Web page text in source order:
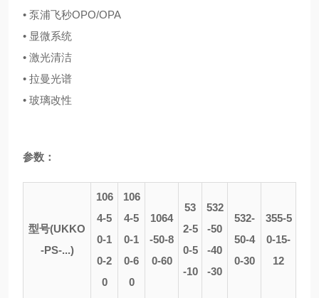
• 泵浦飞秒OPO/OPA
• 显微系统
• 激光清洁
• 拉曼光谱
• 玻璃改性
参数：
型号(UKKO
-PS-...)
106
4-5
0-1
0-2
0
106
4-5
0-1
0-6
0
1064
-50-8
0-60
53
2-5
0-5
-10
532
-50
-40
-30
532-
50-4
0-30
355-5
0-15-
12